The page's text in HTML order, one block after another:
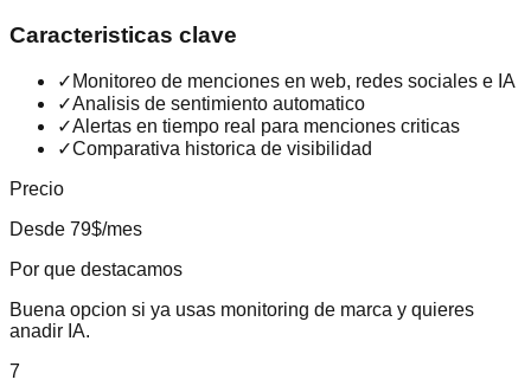
Caracteristicas clave
✓ Monitoreo de menciones en web, redes sociales e IA
✓Analisis de sentimiento automatico
✓Alertas en tiempo real para menciones criticas
✓Comparativa historica de visibilidad
Precio
Desde 79$/mes
Por que destacamos
Buena opcion si ya usas monitoring de marca y quieres
anadir IA.
7